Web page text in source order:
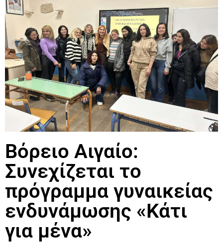
Βόρειο Αιγαίο:
Συνεχίζεται το
πρόγραμμα γυναικείας
ενδυνάμωσης «Κάτι
για μένα»